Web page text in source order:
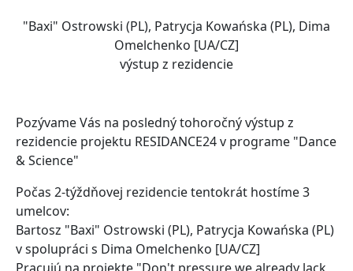
"Baxi" Ostrowski (PL), Patrycja Kowańska (PL), Dima
Omelchenko [UA/CZ]
výstup z rezidencie
Pozývame Vás na posledný tohoročný výstup z
rezidencie projektu RESIDANCE24 v programe "Dance
& Science"
Počas 2-týždňovej rezidencie tentokrát hostíme 3
umelcov:
Bartosz "Baxi" Ostrowski (PL), Patrycja Kowańska (PL)
v spolupráci s Dima Omelchenko [UA/CZ]